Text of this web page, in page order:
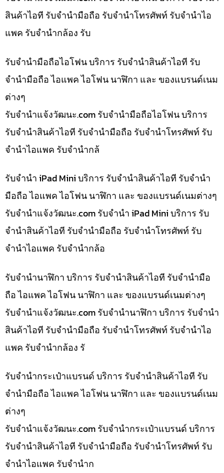
สินค้าไอที รับจำนำมือถือ รับจำนำโทรศัพท์ รับจำนำไอ
แพค รับจำนำกล้อง รับ
รับจำนำมือถือไอโฟน บริการ รับจำนำสินค้าไอที รับ
จำนำมือถือ ไอแพค ไอโฟน นาฬิกา และ ของแบรนด์เนม
ต่างๆ
รับจํานําแจ้งวัฒนะ.com รับจำนำมือถือไอโฟน บริการ
รับจำนำสินค้าไอที รับจำนำมือถือ รับจำนำโทรศัพท์ รับ
จำนำไอแพค รับจำนำกล้
รับจำนำ iPad Mini บริการ รับจำนำสินค้าไอที รับจำนำ
มือถือ ไอแพค ไอโฟน นาฬิกา และ ของแบรนด์เนมต่างๆ
รับจํานําแจ้งวัฒนะ.com รับจำนำ iPad Mini บริการ รับ
จำนำสินค้าไอที รับจำนำมือถือ รับจำนำโทรศัพท์ รับ
จำนำไอแพค รับจำนำกล้อ
รับจำนำนาฬิกา บริการ รับจำนำสินค้าไอที รับจำนำมือ
ถือ ไอแพค ไอโฟน นาฬิกา และ ของแบรนด์เนมต่างๆ
รับจํานําแจ้งวัฒนะ.com รับจำนำนาฬิกา บริการ รับจำนำ
สินค้าไอที รับจำนำมือถือ รับจำนำโทรศัพท์ รับจำนำไอ
แพค รับจำนำกล้อง รั
รับจำนำกระเป๋าแบรนด์ บริการ รับจำนำสินค้าไอที รับ
จำนำมือถือ ไอแพค ไอโฟน นาฬิกา และ ของแบรนด์เนม
ต่างๆ
รับจํานําแจ้งวัฒนะ.com รับจำนำกระเป๋าแบรนด์ บริการ
รับจำนำสินค้าไอที รับจำนำมือถือ รับจำนำโทรศัพท์ รับ
จำนำไอแพค รับจำนำก